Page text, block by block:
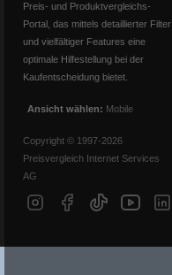
Preis- und Produktvergleichs-
Portal, das mittels detaillierter Filter
und vielfältiger Features eine
optimale Hilfestellung bei der
Kaufentscheidung bietet.
Ansicht wählen: Mobile
Copyright © 1997-2026
Preisvergleich Internet Services
AG